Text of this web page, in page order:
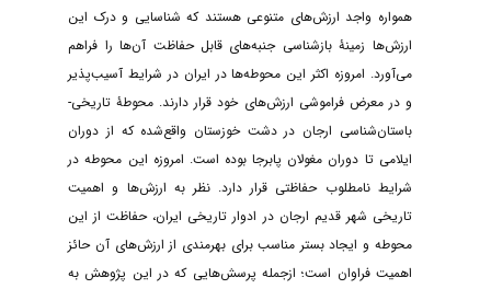
همواره واجد ارزش‌های متنوعی هستند که شناسایی و درک این
ارزش‌ها زمینۀ بازشناسی جنبه‌های قابل حفاظت آن‌ها را فراهم
می‌آورد. امروزه اکثر این محوطه‌ها در ایران در شرایط آسیب‌پذیر
و در معرض فراموشی ارز‌ش‌های خود قرار دارند. محوطۀ تاریخی‌-‌
باستان‌شناسی ارجان در دشت خوزستان واقع‌شده که از دوران
ایلامی تا دوران مغولان پابرجا بوده است. امروزه این محوطه در
شرایط نامطلوب حفاظتی قرار دارد. نظر به ارزش‌ها و اهمیت
تاریخی شهر قدیم ارجان در ادوار تاریخی ایران، حفاظت از این
محوطه و ایجاد بستر مناسب برای بهرمندی از ارزش‌های آن حائز
اهمیت فراوان است؛ ازجمله پرسش‌هایی که در این پژوهش به